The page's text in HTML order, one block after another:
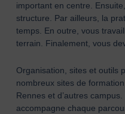
important en centre.
structure. Par ailleurs, la
temps. En outre, vous
terrain. Finalement, vous
Organisation, sites et outils
nombreux sites de
Rennes et d’autres
accompagne chaque